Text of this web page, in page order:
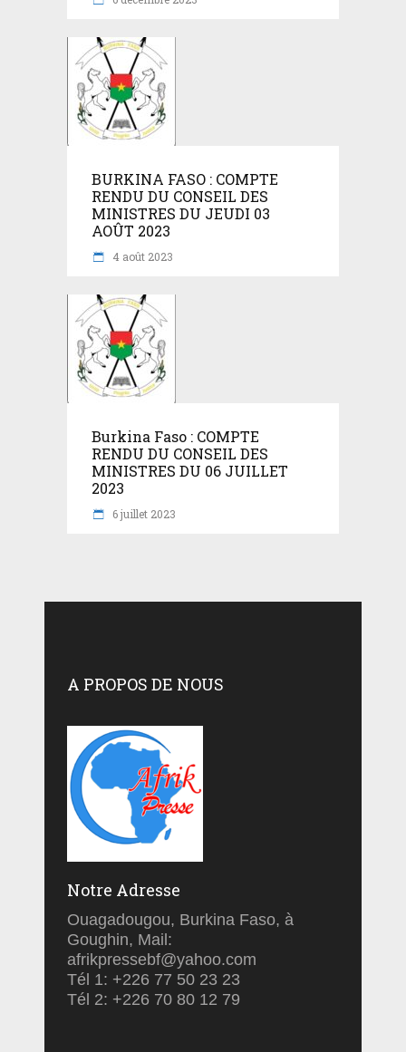
BURKINA FASO : COMPTE
RENDU DU CONSEIL DES
MINISTRES DU JEUDI 03
AOÛT 2023
4 août 2023
Burkina Faso : COMPTE
RENDU DU CONSEIL DES
MINISTRES DU 06 JUILLET
2023
6 juillet 2023
A PROPOS DE NOUS
Notre Adresse
Ouagadougou, Burkina Faso, à
Goughin, Mail:
afrikpressebf@yahoo.com
Tél 1: +226 77 50 23 23
Tél 2: +226 70 80 12 79